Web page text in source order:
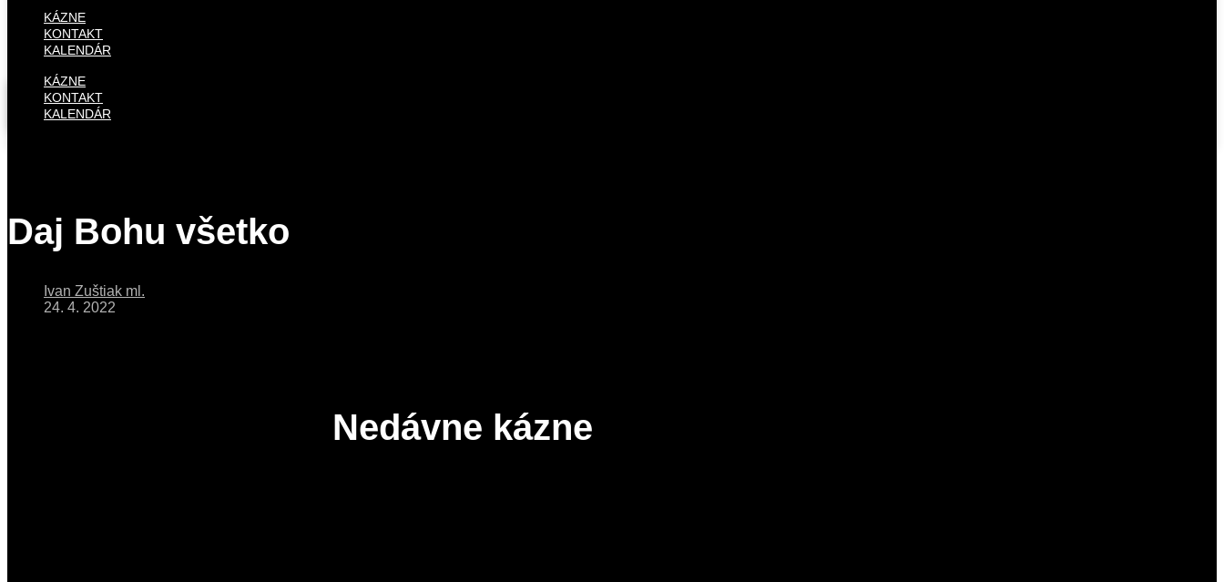
KÁZNE
KONTAKT
KALENDÁR
KÁZNE
KONTAKT
KALENDÁR
Daj Bohu všetko
Ivan Zuštiak ml.
24. 4. 2022
Nedávne kázne